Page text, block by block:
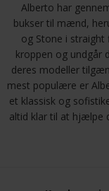
Alberto har
bukser til mænd,
og Stone i
kroppen og undgår
deres modeller
mest populære er
et klassisk og
altid klar til at hjælpe